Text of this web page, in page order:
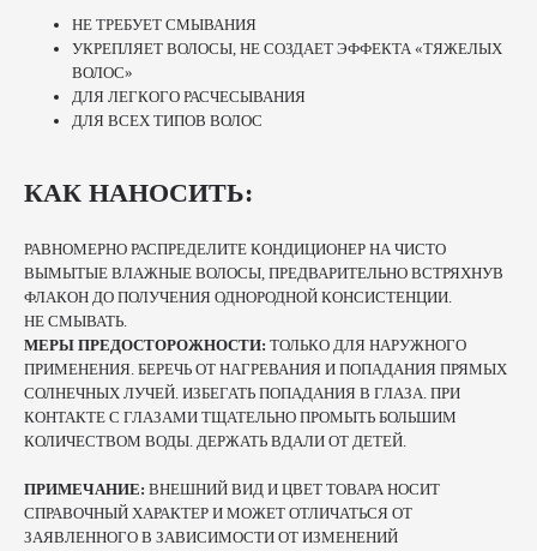
НЕ ТРЕБУЕТ СМЫВАНИЯ
УКРЕПЛЯЕТ ВОЛОСЫ, НЕ СОЗДАЕТ ЭФФЕКТА «ТЯЖЕЛЫХ
ВОЛОС»
ДЛЯ ЛЕГКОГО РАСЧЕСЫВАНИЯ
ДЛЯ ВСЕХ ТИПОВ ВОЛОС
КАК НАНОСИТЬ:
РАВНОМЕРНО РАСПРЕДЕЛИТЕ КОНДИЦИОНЕР НА ЧИСТО
ВЫМЫТЫЕ ВЛАЖНЫЕ ВОЛОСЫ, ПРЕДВАРИТЕЛЬНО ВСТРЯХНУВ
ФЛАКОН ДО ПОЛУЧЕНИЯ ОДНОРОДНОЙ КОНСИСТЕНЦИИ.
НЕ СМЫВАТЬ.
МЕРЫ ПРЕДОСТОРОЖНОСТИ: ТОЛЬКО ДЛЯ НАРУЖНОГО
ПРИМЕНЕНИЯ. БЕРЕЧЬ ОТ НАГРЕВАНИЯ И ПОПАДАНИЯ ПРЯМЫХ
СОЛНЕЧНЫХ ЛУЧЕЙ. ИЗБЕГАТЬ ПОПАДАНИЯ В ГЛАЗА. ПРИ
КОНТАКТЕ С ГЛАЗАМИ ТЩАТЕЛЬНО ПРОМЫТЬ БОЛЬШИМ
КОЛИЧЕСТВОМ ВОДЫ. ДЕРЖАТЬ ВДАЛИ ОТ ДЕТЕЙ.
ПРИМЕЧАНИЕ: ВНЕШНИЙ ВИД И ЦВЕТ ТОВАРА НОСИТ
СПРАВОЧНЫЙ ХАРАКТЕР И МОЖЕТ ОТЛИЧАТЬСЯ ОТ
ЗАЯВЛЕННОГО В ЗАВИСИМОСТИ ОТ ИЗМЕНЕНИЙ